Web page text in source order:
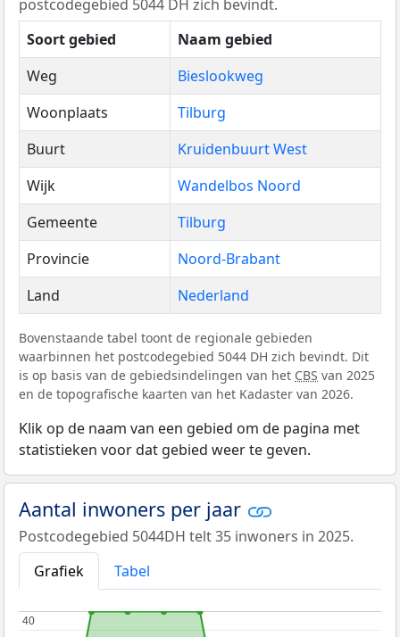
postcodegebied 5044 DH zich bevindt.
Soort gebied
Naam gebied
Weg
Bieslookweg
Woonplaats
Tilburg
Buurt
Kruidenbuurt West
Wijk
Wandelbos Noord
Gemeente
Tilburg
Provincie
Noord-Brabant
Land
Nederland
Bovenstaande tabel toont de regionale gebieden
waarbinnen het postcodegebied 5044 DH zich bevindt. Dit
is op basis van de gebiedsindelingen van het CBS van 2025
en de topografische kaarten van het Kadaster van 2026.
Klik op de naam van een gebied om de pagina met
statistieken voor dat gebied weer te geven.
Aantal inwoners per jaar
Postcodegebied 5044DH telt 35 inwoners in 2025.
Grafiek
Tabel
40
40